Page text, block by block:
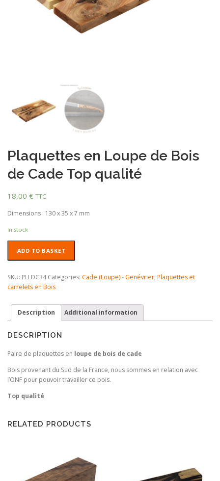
Plaquettes en Loupe de Bois
de Cade Top qualité
18,00 € TTC
Dimensions : 130 x 35 x 7 mm
In stock
de
Bois
Cade
qualité
quantity
ADD TO BASKET
SKU: PLLDC34 Categories: Cade (Loupe) - Genévrier, Plaquettes et
carrelets en Bois
Description Additional information
DESCRIPTION
Paire de plaquettes en loupe de bois de cade
Bois provenant du Sud de la France, nous sommes en relation avec
l’ONF pour pouvoir travailler ce bois.
Top qualité
RELATED PRODUCTS